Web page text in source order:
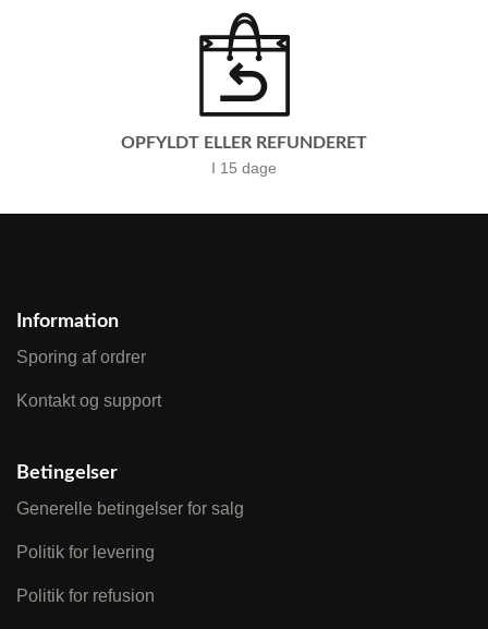
OPFYLDT ELLER REFUNDERET
I 15 dage
Information
Sporing af ordrer
Kontakt og support
Betingelser
Generelle betingelser for salg
Politik for levering
Politik for refusion